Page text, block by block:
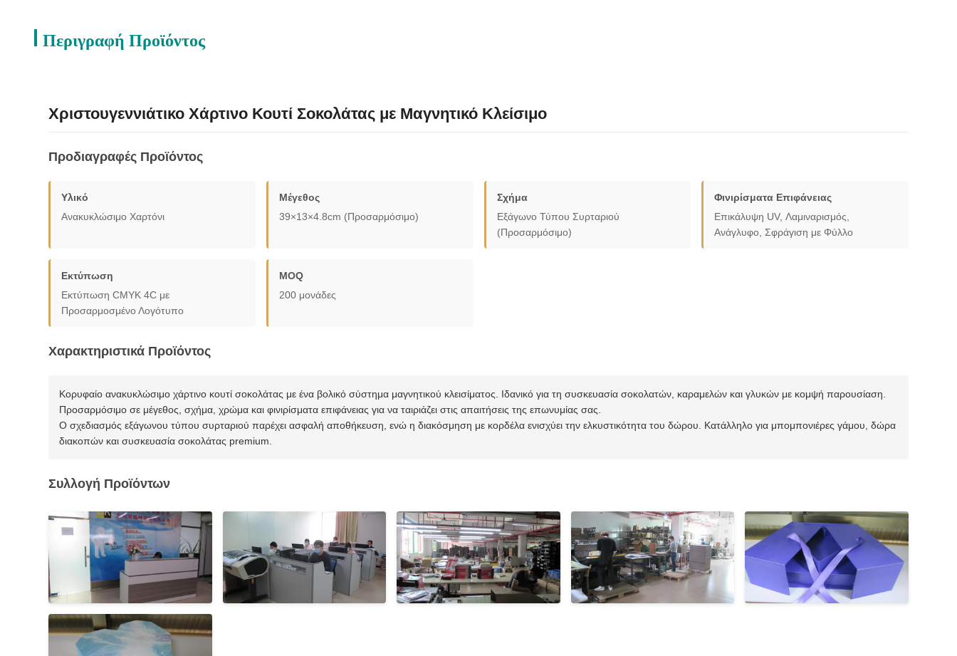
Περιγραφή Προϊόντος
Χριστουγεννιάτικο Χάρτινο Κουτί Σοκολάτας με Μαγνητικό Κλείσιμο
Προδιαγραφές Προϊόντος
Υλικό
Ανακυκλώσιμο Χαρτόνι
Μέγεθος
39×13×4.8cm (Προσαρμόσιμο)
Σχήμα
Εξάγωνο Τύπου Συρταριού
(Προσαρμόσιμο)
Φινιρίσματα Επιφάνειας
Επικάλυψη UV, Λαμιναρισμός,
Ανάγλυφο, Σφράγιση με Φύλλο
Εκτύπωση
Εκτύπωση CMYK 4C με
Προσαρμοσμένο Λογότυπο
MOQ
200 μονάδες
Χαρακτηριστικά Προϊόντος
Κορυφαίο ανακυκλώσιμο χάρτινο κουτί σοκολάτας με ένα βολικό σύστημα μαγνητικού κλεισίματος. Ιδανικό για τη συσκευασία σοκολατών, καραμελών και γλυκών με κομψή παρουσίαση.
Προσαρμόσιμο σε μέγεθος, σχήμα, χρώμα και φινιρίσματα επιφάνειας για να ταιριάζει στις απαιτήσεις της επωνυμίας σας.
Ο σχεδιασμός εξάγωνου τύπου συρταριού παρέχει ασφαλή αποθήκευση, ενώ η διακόσμηση με κορδέλα ενισχύει την ελκυστικότητα του δώρου. Κατάλληλο για μπομπονιέρες γάμου, δώρα
διακοπών και συσκευασία σοκολάτας premium.
Συλλογή Προϊόντων